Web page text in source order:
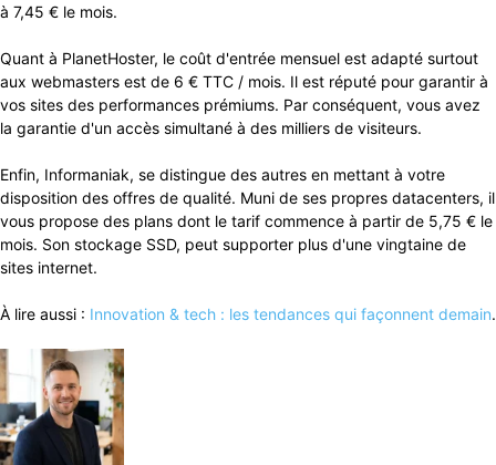
à 7,45 € le mois.
Quant à PlanetHoster, le coût d'entrée mensuel est adapté surtout
aux webmasters est de 6 € TTC / mois. Il est réputé pour garantir à
vos sites des performances prémiums. Par conséquent, vous avez
la garantie d'un accès simultané à des milliers de visiteurs.
Enfin, Informaniak, se distingue des autres en mettant à votre
disposition des offres de qualité. Muni de ses propres datacenters, il
vous propose des plans dont le tarif commence à partir de 5,75 € le
mois. Son stockage SSD, peut supporter plus d'une vingtaine de
sites internet.
À lire aussi : Innovation & tech : les tendances qui façonnent demain.